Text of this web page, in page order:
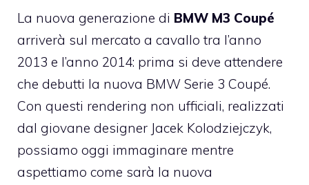
La nuova generazione di BMW M3 Coupé
arriverà sul mercato a cavallo tra l’anno
2013 e l’anno 2014: prima si deve attendere
che debutti la nuova BMW Serie 3 Coupé.
Con questi rendering non ufficiali, realizzati
dal giovane designer Jacek Kolodziejczyk,
possiamo oggi immaginare mentre
aspettiamo come sarà la nuova